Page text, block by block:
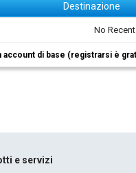
Destinazione
No
account di base (registrarsi è
e servizi